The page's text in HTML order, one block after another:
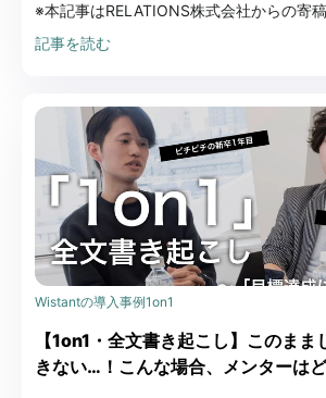
※本記事はRELATIONS株式会社からの寄
記事を読む
Wistantの導入事例1on1
【1on1・全文書き起こし】このまま
きない…！こんな場合、メンターは